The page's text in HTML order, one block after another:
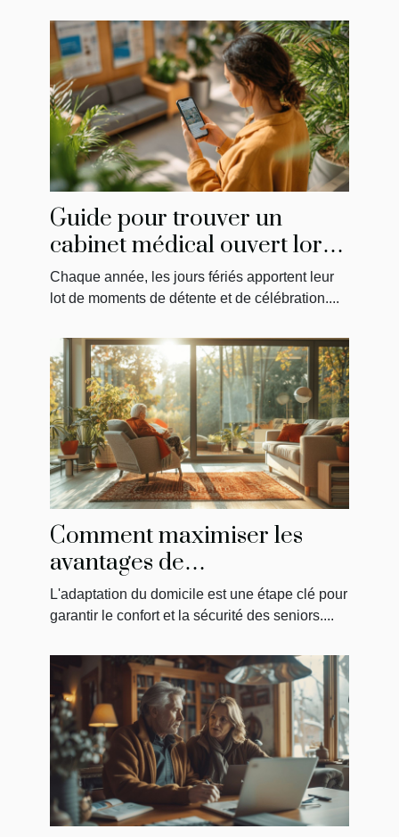
Guide pour trouver un
cabinet médical ouvert lors
des jours fériés
Chaque année, les jours fériés apportent leur
lot de moments de détente et de célébration....
Comment maximiser les
avantages de
MaPrimeAdapt' pour
l'aménagement du domicile
L'adaptation du domicile est une étape clé pour
garantir le confort et la sécurité des seniors....